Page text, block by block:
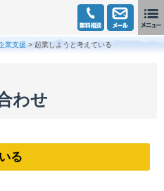
業支援 > 起業しようと考えている
わせ
る